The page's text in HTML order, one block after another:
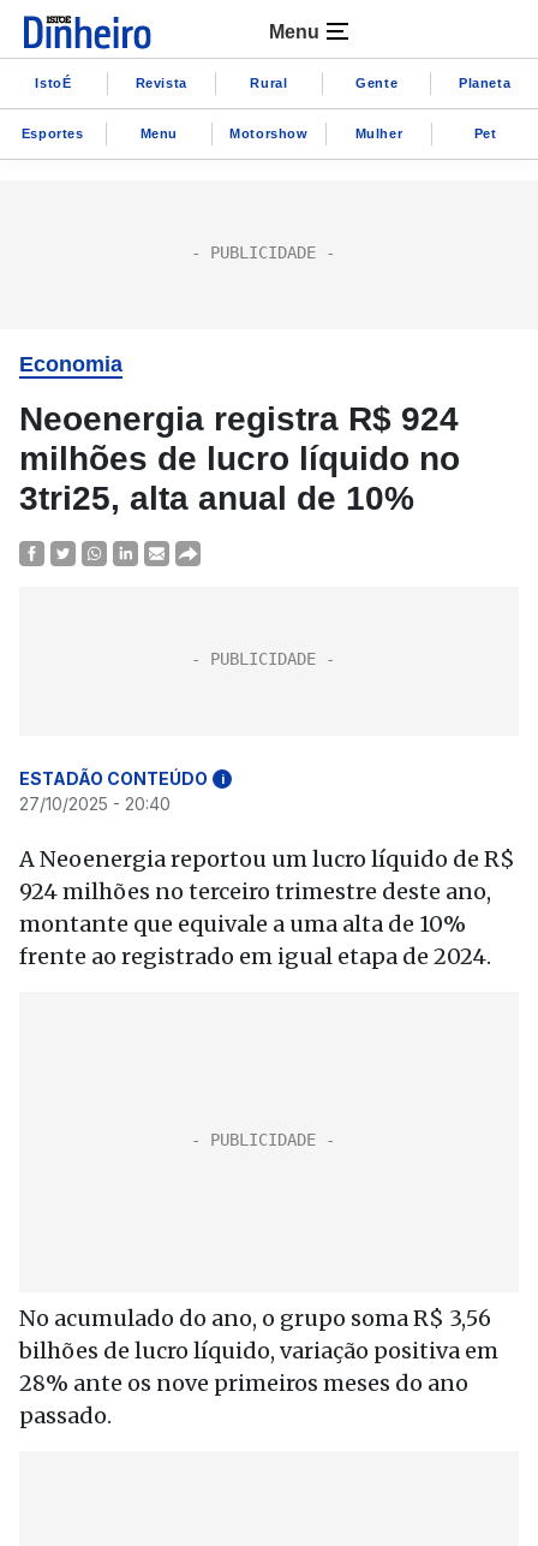
Menu
IstoÉ Revista Rural Gente Planeta
Esportes Menu Motorshow Mulher Pet
Economia
Neoenergia registra R$ 924
milhões de lucro líquido no
3tri25, alta anual de 10%
ESTADÃO CONTEÚDO i
27/10/2025 - 20:40
A Neoenergia reportou um lucro líquido de R$
924 milhões no terceiro trimestre deste ano,
montante que equivale a uma alta de 10%
frente ao registrado em igual etapa de 2024.
No acumulado do ano, o grupo soma R$ 3,56
bilhões de lucro líquido, variação positiva em
28% ante os nove primeiros meses do ano
passado.